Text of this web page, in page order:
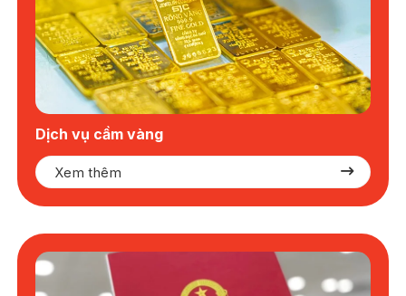
Dịch vụ cầm vàng
Xem thêm